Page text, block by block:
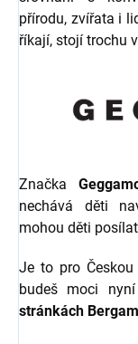
přírodu, zvířata i
říkají, stojí trochu
Značka
nechává děti
mohou děti
Je to pro Českou
budeš moci
stránkách Bergam